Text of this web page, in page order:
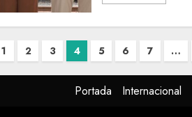
1 2 3 4 5 6 7 …
Portada Internacional